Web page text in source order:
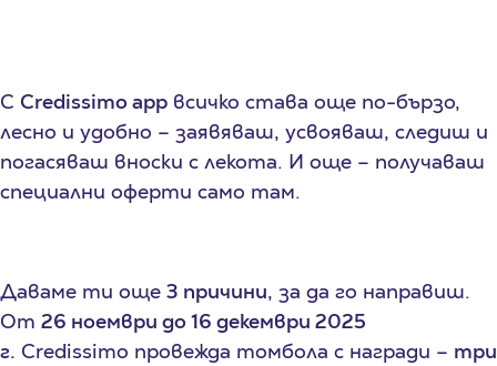
С Credissimoapp всичко става още по-бързо,
лесно и удобно – заявяваш, усвояваш, следиш и
погасяваш вноски с лекота. И още – получаваш
специални оферти само там.
Даваме ти още 3 причини, за да го направиш.
От 26 ноември до 16 декември 2025
г. Credissimo провежда томбола с награди – три